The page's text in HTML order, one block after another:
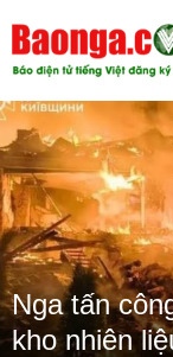
Nga tấn
kho nhiên